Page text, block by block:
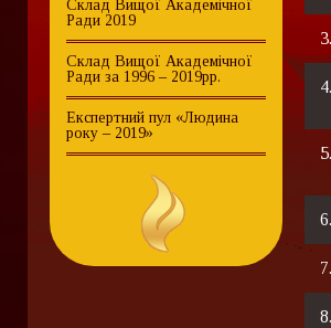
Склад Вищої Академічної
Ради 2019
Склад Вищої Академічної
Ради за 1996 – 2019рр.
Експертний пул «Людина
року – 2019»
3.
4.
5.
6.
7.
8.